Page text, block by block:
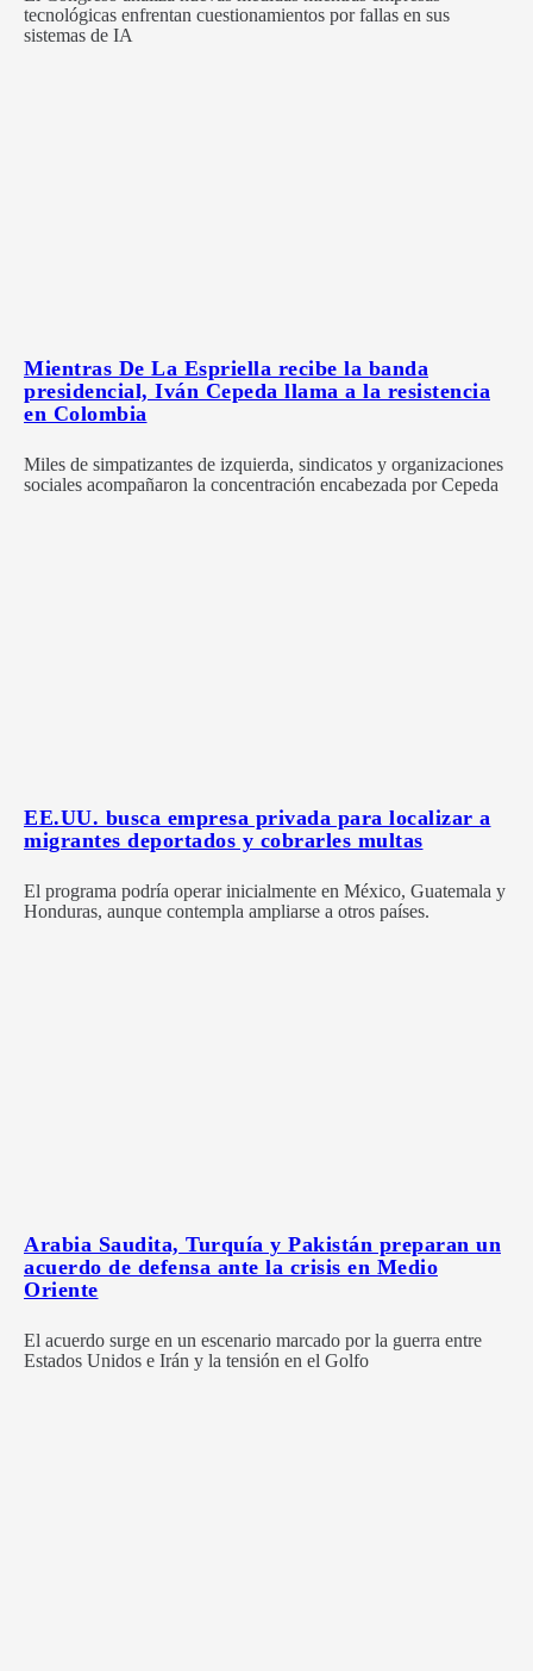
tecnológicas enfrentan cuestionamientos por fallas en sus
sistemas de IA
Mientras De La Espriella recibe la banda
presidencial, Iván Cepeda llama a la resistencia
en Colombia
Miles de simpatizantes de izquierda, sindicatos y organizaciones
sociales acompañaron la concentración encabezada por Cepeda
EE.UU. busca empresa privada para localizar a
migrantes deportados y cobrarles multas
El programa podría operar inicialmente en México, Guatemala y
Honduras, aunque contempla ampliarse a otros países.
Arabia Saudita, Turquía y Pakistán preparan un
acuerdo de defensa ante la crisis en Medio
Oriente
El acuerdo surge en un escenario marcado por la guerra entre
Estados Unidos e Irán y la tensión en el Golfo